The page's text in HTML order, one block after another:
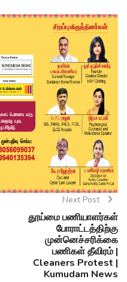
Next Post
தூய்மை பணியாளர்கள்
போராட்டத்திற்கு
முன்னெச்சரிக்கை
பணிகள் தீவிரம் |
Cleaners Protest |
Kumudam News